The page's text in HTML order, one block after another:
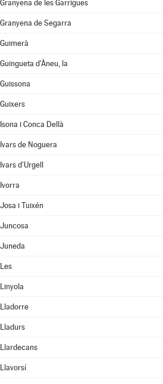
Granyena de les Garrigues
Granyena de Segarra
Guimerà
Guingueta d'Àneu, la
Guissona
Guixers
Isona i Conca Dellà
Ivars de Noguera
Ivars d'Urgell
Ivorra
Josa i Tuixén
Juncosa
Juneda
Les
Linyola
Lladorre
Lladurs
Llardecans
Llavorsí